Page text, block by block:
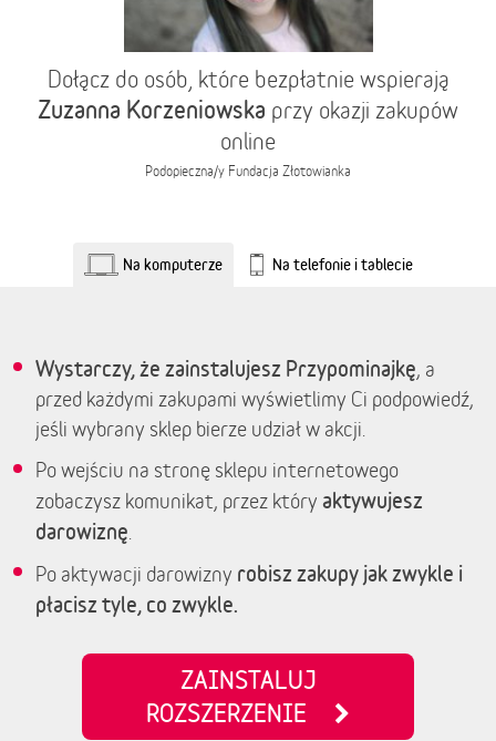
Dołącz do osób, które bezpłatnie wspierają
Zuzanna Korzeniowska przy okazji zakupów
online
Podopieczna/y Fundacja Złotowianka
Na komputerze Na telefonie i tablecie
Wystarczy, że zainstalujesz Przypominajkę, a
przed każdymi zakupami wyświetlimy Ci podpowiedź,
jeśli wybrany sklep bierze udział w akcji.
Po wejściu na stronę sklepu internetowego
zobaczysz komunikat, przez który aktywujesz
darowiznę
Po aktywacji darowizny robisz zakupy jak zwykle i
płacisz tyle, co zwykle.
ZAINSTALUJ
ROZSZERZENIE